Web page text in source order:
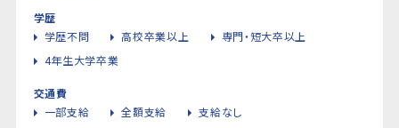
学歴
学歴不問
高校卒業以上
専門・短大卒以上
4年生大学卒業
交通費
一部支給
全額支給 支給なし